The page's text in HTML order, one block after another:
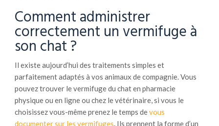
Comment administrer
correctement un vermifuge à
son chat ?
Il existe aujourd’hui des traitements simples et
parfaitement adaptés à vos animaux de compagnie. Vous
pouvez trouver le vermifuge du chat en pharmacie
physique ou en ligne ou chez le vétérinaire, si vous le
choisissez vous-même prenez le temps devous
documenter sur les vermifuges. Ils prennent la forme d’un